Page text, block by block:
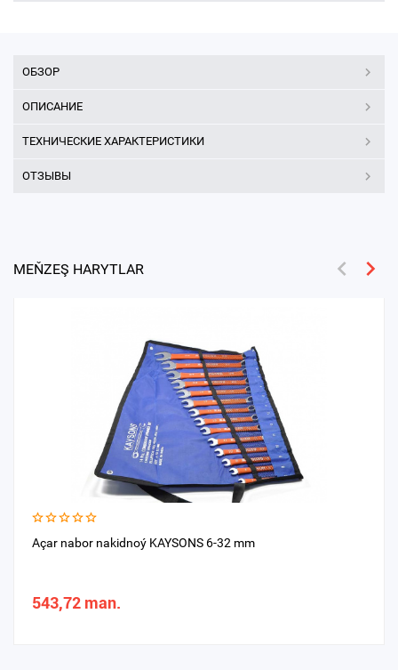
ОБЗОР
ОПИСАНИЕ
ТЕХНИЧЕСКИЕ ХАРАКТЕРИСТИКИ
ОТЗЫВЫ
MEŇZEŞ HARYTLAR
Açar nabor nakidnoý KAYSONS 6-32 mm
543,72 man.